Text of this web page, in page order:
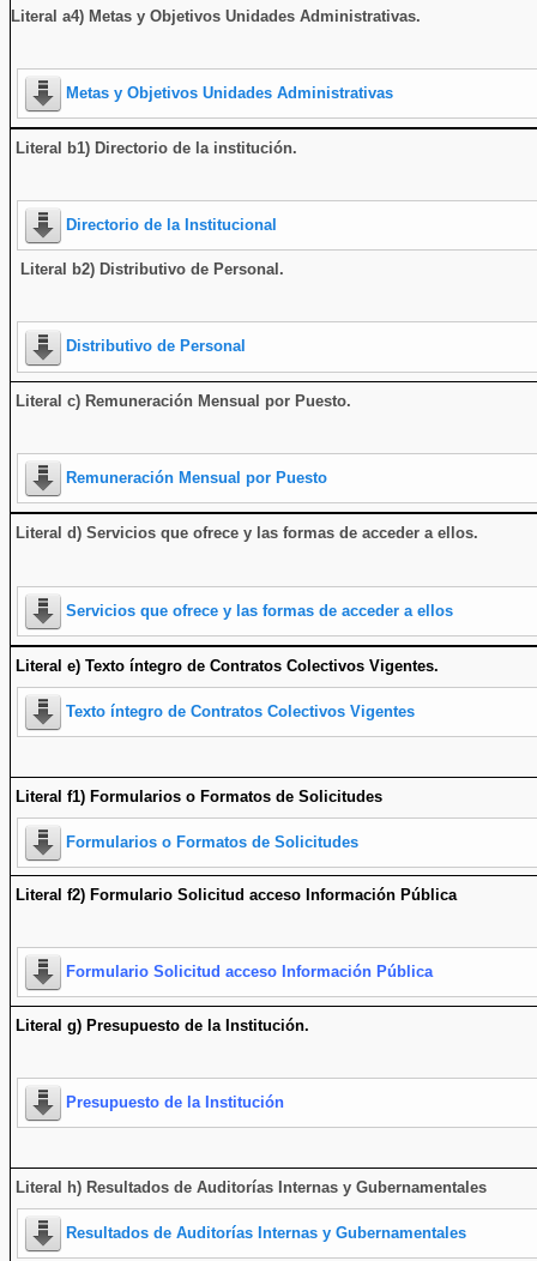
Literal a4) Metas y Objetivos Unidades Administrativas.
Metas y Objetivos Unidades Administrativas
Literal b1) Directorio de la institución.
Directorio de la Institucional
Literal b2) Distributivo de Personal.
Distributivo de Personal
Literal c) Remuneración Mensual por Puesto.
Remuneración Mensual por Puesto
Literal d) Servicios que ofrece y las formas de acceder a ellos.
Servicios que ofrece y las formas de acceder a ellos
Literal e) Texto íntegro de Contratos Colectivos Vigentes.
Texto íntegro de Contratos Colectivos Vigentes
Literal f1) Formularios o Formatos de Solicitudes
Formularios o Formatos de Solicitudes
Literal f2) Formulario Solicitud acceso Información Pública
Formulario Solicitud acceso Información Pública
Literal g) Presupuesto de la Institución.
Presupuesto de la Institución
Literal h) Resultados de Auditorías Internas y Gubernamentales
Resultados de Auditorías Internas y Gubernamentales